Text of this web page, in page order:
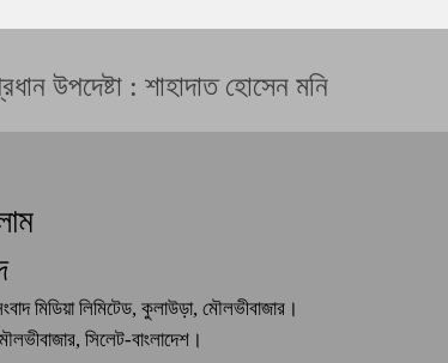
উপদেষ্টা : শাহাদাত হোসেন মনি
মিডিয়া লিমিটেড, কুলাউড়া, মৌলভীবাজার।
সিলেট-বাংলাদেশ।